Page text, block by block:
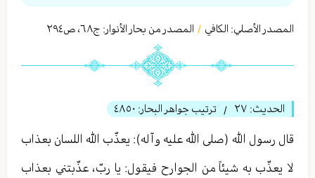
المصدر الأصلي: الكافي / المصدر من بحار الأنوار: ج٦٨، ص٢٩٤
الحديث: ٢٧ / ترتيب جواهر البحار: ٤٨٥٠
قال رسول الله (صلى الله عليه وآله): يعذّب الله اللسان بعذاب
لا يعذّب به شيئاً من الجوارح فيقول: يا ربّ، عذّبتني بعذاب